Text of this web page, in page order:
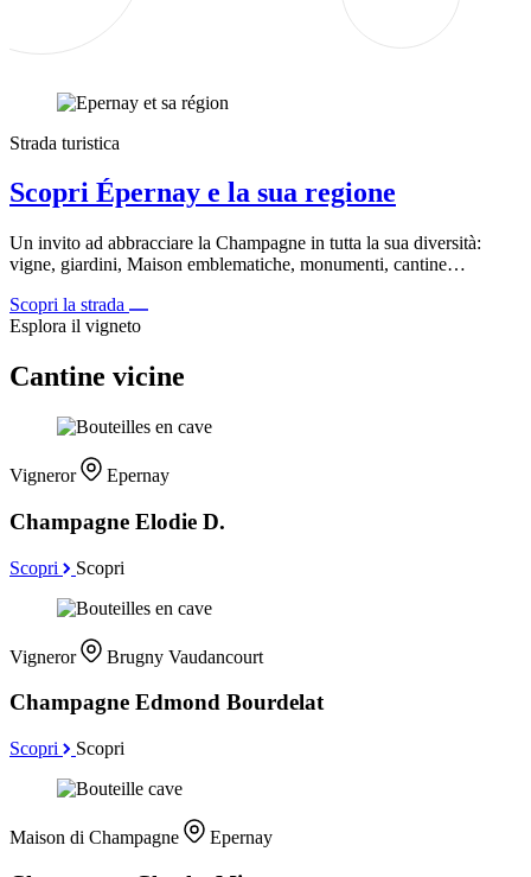
Strada turistica
Scopri Épernay e la sua regione
Un invito ad abbracciare la Champagne in tutta la sua diversità:
vigne, giardini, Maison emblematiche, monumenti, cantine…
Scopri la strada
Esplora il vigneto
Cantine vicine
Vigneror Epernay
Champagne Elodie D.
Scopri Scopri
Vigneror Brugny Vaudancourt
Champagne Edmond Bourdelat
Scopri Scopri
Maison di Champagne Epernay